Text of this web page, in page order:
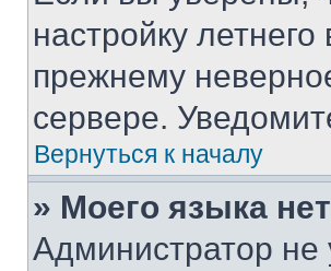
настройку
прежнему
сервере.
Вернуться к началу
» Моего языка
Администратор не